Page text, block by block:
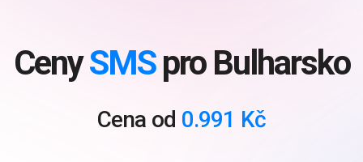
CenySMSpro Bulharsko
Cena od 0.991 Kč